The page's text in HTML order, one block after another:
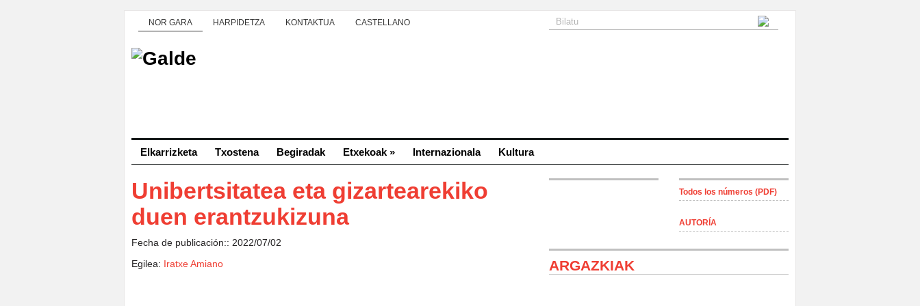
NOR GARA HARPIDETZA KONTAKTUA CASTELLANO
Elkarrizketa Txostena Begiradak Etxekoak » Internazionala Kultura
Unibertsitatea eta gizartearekiko
duen erantzukizuna
Fecha de publicación:: 2022/07/02
Egilea: Iratxe Amiano
Todos los números (PDF)
AUTORÍA
ARGAZKIAK